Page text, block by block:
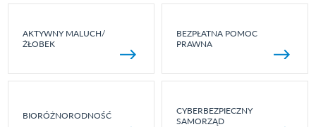
AKTYWNY MALUCH/
ŻŁOBEK
BEZPŁATNA POMOC
PRAWNA
BIORÓŻNORODNOŚĆ
CYBERBEZPIECZNY
SAMORZĄD